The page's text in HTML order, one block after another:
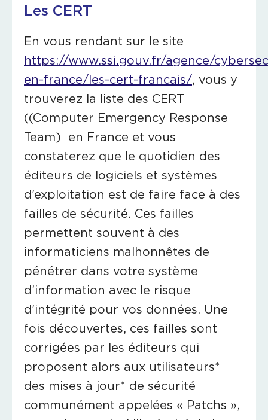
Les CERT
En vous rendant sur le site
https://www.ssi.gouv.fr/agence/
en-france/les-cert-francais/, vous y
trouverez la liste des CERT
((Computer Emergency Response
Team) en France et vous
constaterez que le quotidien des
éditeurs de logiciels et systèmes
d’exploitation est de faire face à des
failles de sécurité. Ces failles
permettent souvent à des
informaticiens malhonnêtes de
pénétrer dans votre système
d’information avec le risque
d’intégrité pour vos données. Une
fois découvertes, ces failles sont
corrigées par les éditeurs qui
proposent alors aux utilisateurs*
des mises à jour* de sécurité
communément appelées « Patchs »,